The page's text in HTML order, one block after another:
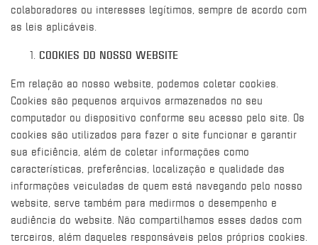
colaboradores ou interesses legítimos, sempre de acordo com
as leis aplicáveis.
COOKIES DO NOSSO WEBSITE
Em relação ao nosso website, podemos coletar cookies.
Cookies são pequenos arquivos armazenados no seu
computador ou dispositivo conforme seu acesso pelo site. Os
cookies são utilizados para fazer o site funcionar e garantir
sua eficiência, além de coletar informações como
características, preferências, localização e qualidade das
informações veiculadas de quem está navegando pelo nosso
website, serve também para medirmos o desempenho e
audiência do website. Não compartilhamos esses dados com
terceiros, além daqueles responsáveis pelos próprios cookies.